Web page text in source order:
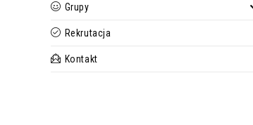
Grupy
Rekrutacja
Kontakt